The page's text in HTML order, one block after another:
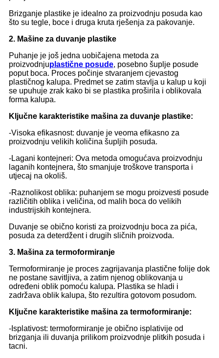
Brizganje plastike je idealno za proizvodnju posuda kao
što su tegle, boce i druga kruta rješenja za pakovanje.
2. Mašine za duvanje plastike
Puhanje je još jedna uobičajena metoda za
proizvodnjuplastične posude, posebno šuplje posude
poput boca. Proces počinje stvaranjem cjevastog
plastičnog kalupa. Predmet se zatim stavlja u kalup u koji
se upuhuje zrak kako bi se plastika proširila i oblikovala
forma kalupa.
Ključne karakteristike mašina za duvanje plastike:
-Visoka efikasnost: duvanje je veoma efikasno za
proizvodnju velikih količina šupljih posuda.
-Lagani kontejneri: Ova metoda omogućava proizvodnju
laganih kontejnera, što smanjuje troškove transporta i
utjecaj na okoliš.
-Raznolikost oblika: puhanjem se mogu proizvesti posude
različitih oblika i veličina, od malih boca do velikih
industrijskih kontejnera.
Duvanje se obično koristi za proizvodnju boca za pića,
posuda za deterdžent i drugih sličnih proizvoda.
3. Mašina za termoformiranje
Termoformiranje je proces zagrijavanja plastične folije dok
ne postane savitljiva, a zatim njenog oblikovanja u
određeni oblik pomoću kalupa. Plastika se hladi i
zadržava oblik kalupa, što rezultira gotovom posudom.
Ključne karakteristike mašina za termoformiranje:
-Isplativost: termoformiranje je obično isplativije od
brizganja ili duvanja prilikom proizvodnje plitkih posuda i
tacni.